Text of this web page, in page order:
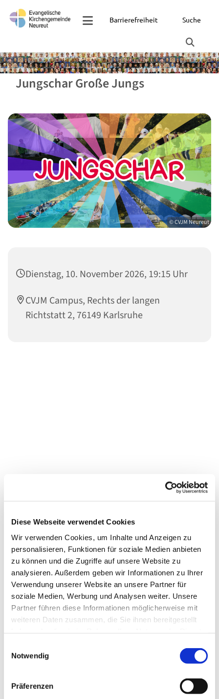
Diese Webseite verwendet Cookies
Wir verwenden Cookies, um Inhalte und Anzeigen zu
personalisieren, Funktionen für soziale Medien anbieten
zu können und die Zugriffe auf unsere Website zu
analysieren. Außerdem geben wir Informationen zu Ihrer
Verwendung unserer Website an unsere Partner für
soziale Medien, Werbung und Analysen weiter. Unsere
Partner führen diese Informationen möglicherweise mit
weiteren Daten zusammen, die Sie ihnen bereitgestellt
Notwendig
Präferenzen
Barrierefreiheit Suche
Jungschar Große Jungs
© CVJM Neureut
Dienstag, 10. November 2026, 19:15 Uhr
CVJM Campus, Rechts der langen
Richtstatt 2, 76149 Karlsruhe
Dies könnte Sie auch interessieren